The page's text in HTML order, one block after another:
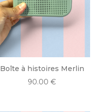
Boîte à histoires Merlin
90.00€